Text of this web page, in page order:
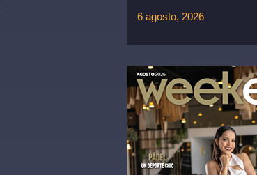
6 agosto, 2026